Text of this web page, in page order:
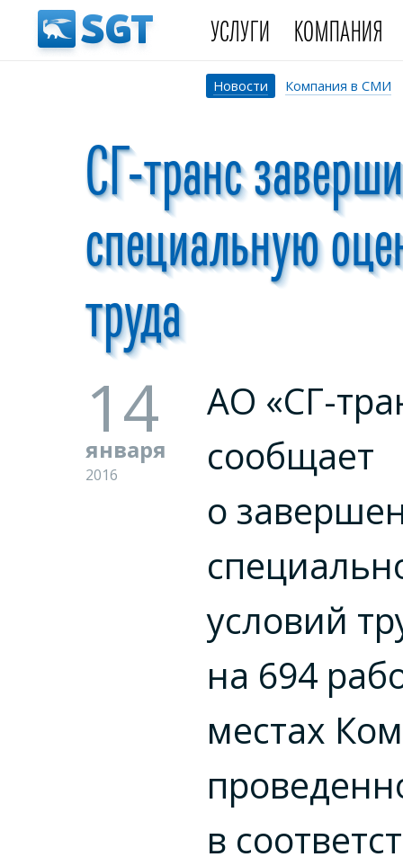
УСЛУГИ КОМПАНИЯ
Новости Компания в СМИ
СГ-транс
специальную
труда
14
января
2016
АО «СГ-
сообщает
о
условий
на 694
местах
в